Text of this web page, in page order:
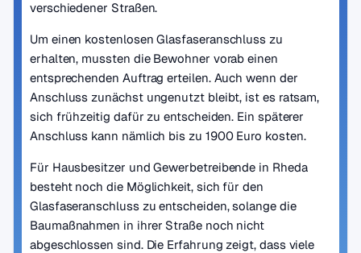
verschiedener Straßen.
Um einen kostenlosen Glasfaseranschluss zu
erhalten, mussten die Bewohner vorab einen
entsprechenden Auftrag erteilen. Auch wenn der
Anschluss zunächst ungenutzt bleibt, ist es ratsam,
sich frühzeitig dafür zu entscheiden. Ein späterer
Anschluss kann nämlich bis zu 1900 Euro kosten.
Für Hausbesitzer und Gewerbetreibende in Rheda
besteht noch die Möglichkeit, sich für den
Glasfaseranschluss zu entscheiden, solange die
Baumaßnahmen in ihrer Straße noch nicht
abgeschlossen sind. Die Erfahrung zeigt, dass viele